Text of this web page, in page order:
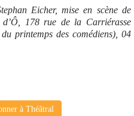
Eicher, mise en scène de
d’Ô, 178 rue de la Carriérasse
printemps des comédiens), 04
à Théâtral